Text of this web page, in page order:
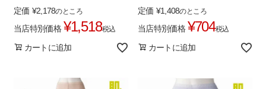
定価 ¥2,178のところ
当店特別価格 ¥1,518税込
カートに追加
定価 ¥1,408のところ
当店特別価格 ¥704税込
カートに追加